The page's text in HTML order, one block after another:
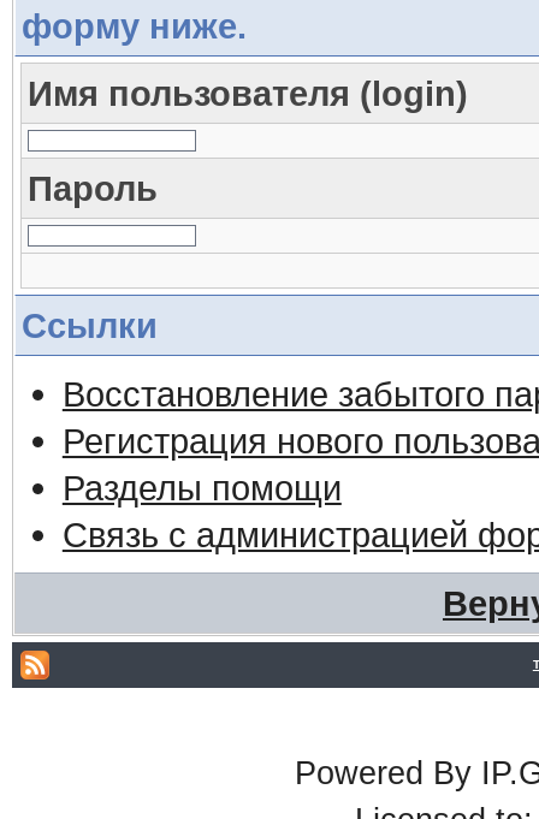
форму ниже.
Имя пользователя (login)
Пароль
Ссылки
Восстановление забытого
Регистрация нового
Разделы помощи
Связь с администрацией
Powered By